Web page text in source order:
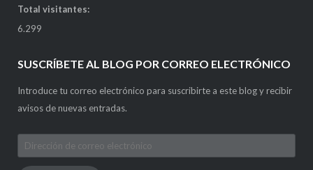
Total visitantes:
6.299
SUSCRÍBETE AL BLOG POR CORREO ELECTRÓNICO
Introduce tu correo electrónico para suscribirte a este blog y recibir
avisos de nuevas entradas.
Dirección
de